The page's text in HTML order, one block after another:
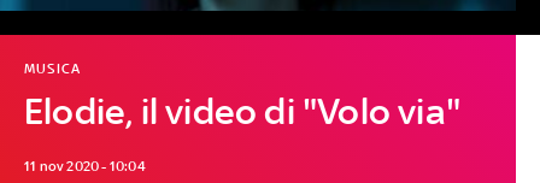
Elodie, il video di "Volo via"
MUSICA
11 nov 2020 - 10:04